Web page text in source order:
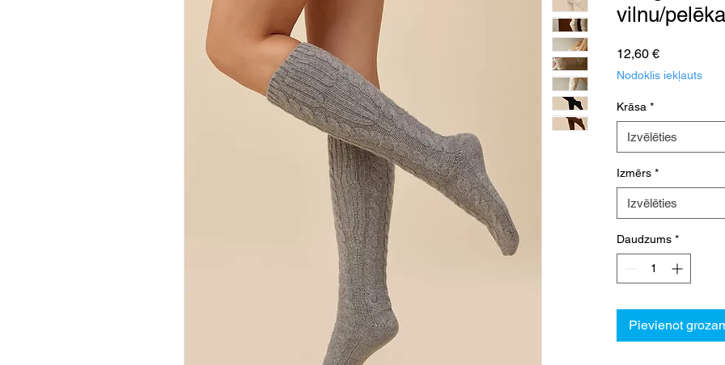
vilnu/
12,60 €Cena
Nodoklis iekļauts
Krāsa *
Izvēlēties
Izmērs *
Izvēlēties
Daudzums *
Pievienot